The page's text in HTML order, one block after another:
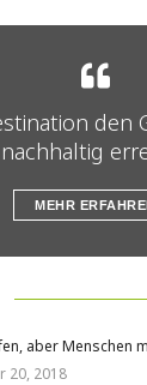
den
nachhaltig
MEHR
aber Menschen
20, 2018